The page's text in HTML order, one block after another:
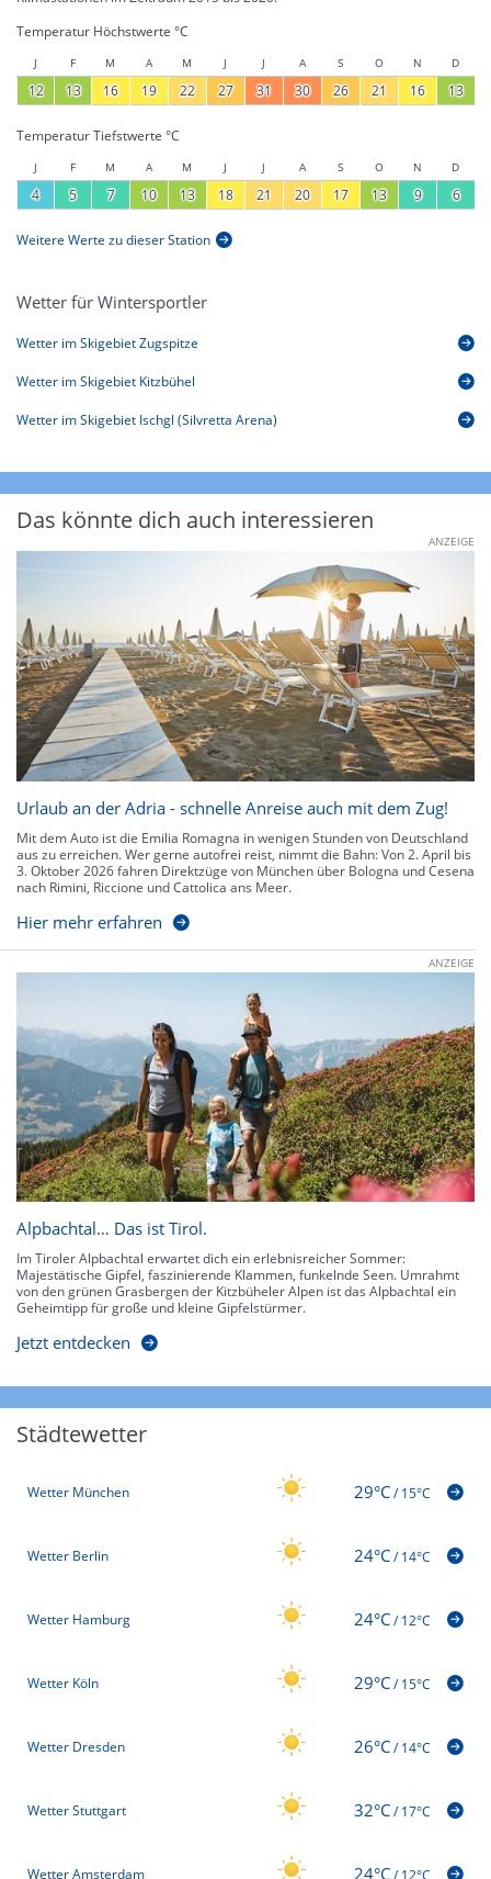
Temperatur Höchstwerte °C
J F M A M J J A S O N D
12 13 16 19 22 27 31 30 26 21 16 13
Temperatur Tiefstwerte °C
J F M A M J J A S O N D
4 5 7 10 13 18 21 20 17 13 9 6
Weitere Werte zu dieser Station
Wetter für Wintersportler
Wetter im Skigebiet Zugspitze
Wetter im Skigebiet Kitzbühel
Wetter im Skigebiet Ischgl (Silvretta Arena)
Das könnte dich auch interessieren
ANZEIGE
Urlaub an der Adria - schnelle Anreise auch mit dem Zug!
Mit dem Auto ist die Emilia Romagna in wenigen Stunden von Deutschland
aus zu erreichen. Wer gerne autofrei reist, nimmt die Bahn: Von 2. April bis
3. Oktober 2026 fahren Direktzüge von München über Bologna und Cesena
nach Rimini, Riccione und Cattolica ans Meer.
Hier mehr erfahren
ANZEIGE
Alpbachtal… Das ist Tirol.
Im Tiroler Alpbachtal erwartet dich ein erlebnisreicher Sommer:
Majestätische Gipfel, faszinierende Klammen, funkelnde Seen. Umrahmt
von den grünen Grasbergen der Kitzbüheler Alpen ist das Alpbachtal ein
Geheimtipp für große und kleine Gipfelstürmer.
Jetzt entdecken
Städtewetter
Wetter München 29°C/15°C
Wetter Berlin 24°C/14°C
Wetter Hamburg 24°C/12°C
Wetter Köln 29°C/15°C
Wetter Dresden 26°C/14°C
Wetter Stuttgart 32°C/17°C
Wetter Amsterdam 24°C/12°C